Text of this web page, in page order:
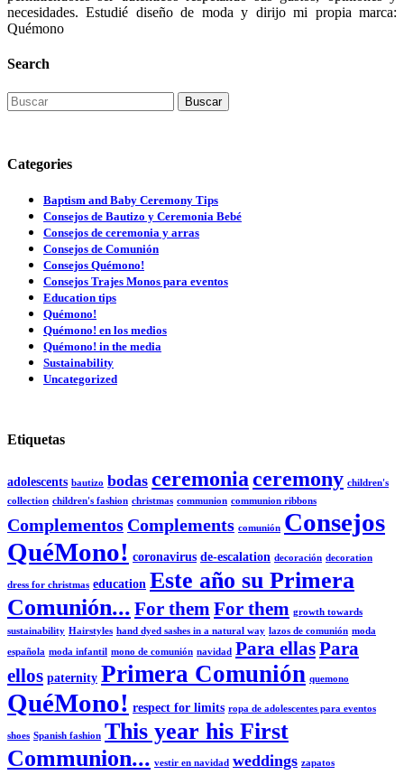
necesidades. Estudié diseño de moda y dirijo mi propia marca:
Quémono
Search
Buscar
Categories
Baptism and Baby Ceremony Tips
Consejos de Bautizo y Ceremonia Bebé
Consejos de ceremonia y arras
Consejos de Comunión
Consejos Quémono!
Consejos Trajes Monos para eventos
Education tips
Quémono!
Quémono! en los medios
Quémono! in the media
Sustainability
Uncategorized
Etiquetas
adolescents bautizo bodas ceremoniaceremony children's
collection children's fashion christmas communion communion ribbons
Complementos Complements comunión Consejos
QuéMono! coronavirus de-escalation decoración decoration
dress for christmas education Este año su Primera
Comunión... For themFor them growth towards
sustainability Hairstyles hand dyed sashes in a natural way lazos de comunión moda
española moda infantil mono de comunión navidad Para ellasPara
ellos paternity Primera Comunión quemono
QuéMono! respect for limits ropa de adolescentes para eventos
shoes Spanish fashion This year his First
Communion... vestir en navidad weddings zapatos